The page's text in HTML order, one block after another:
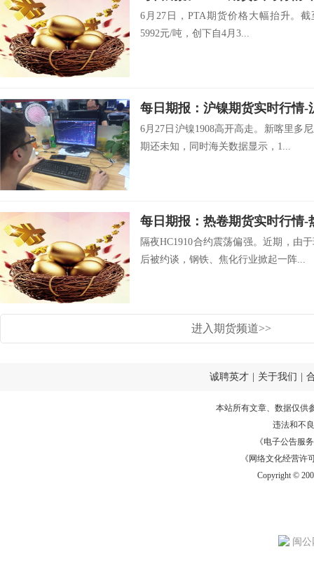
6月27日，PTA期货价格大幅抬升。
5992元/吨，创下自4月3...
每日期报：沪镍期货实时行情
6月27日沪镍1908高开高走。新喀里多
期还未知，同时海关数据显示，1...
隔夜HC1910合约震荡偏强。近期，由
后被约谈，钢铁、焦化行业掀起一阵...
进入期货频道>>
诚聘英才 关于我们
本站所有文章、数据仅供
违法和不
《电子公告服务
《网络文化经营许
Copyright ©
闽公